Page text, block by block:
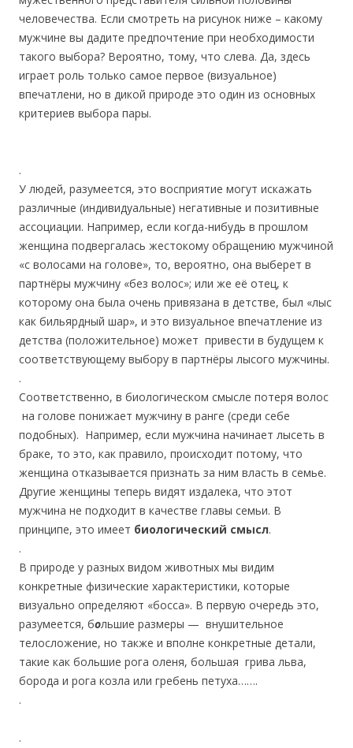
человечества. Если смотреть на рисунок ниже – какому
мужчине вы дадите предпочтение при необходимости
такого выбора? Вероятно, тому, что слева. Да, здесь
играет роль только самое первое (визуальное)
впечатлени, но в дикой природе это один из основных
критериев выбора пары.
.
У людей, разумеется, это восприятие могут искажать
различные (индивидуальные) негативные и позитивные
ассоциации. Например, если когда-нибудь в прошлом
женщина подвергалась жестокому обращению мужчиной
«с волосами на голове», то, вероятно, она выберет в
партнёры мужчину «без волос»; или же её отец, к
которому она была очень привязана в детстве, был «лыс
как бильярдный шар», и это визуальное впечатление из
детства (положительное) может привести в будущем к
соответствующему выбору в партнёры лысого мужчины.
.
Соответственно, в биологическом смысле потеря волос
на голове понижает мужчину в ранге (среди себе
подобных). Например, если мужчина начинает лысеть в
браке, то это, как правило, происходит потому, что
женщина отказывается признать за ним власть в семье.
Другие женщины теперь видят издалека, что этот
мужчина не подходит в качестве главы семьи. В
принципе, это имеет биологический смысл.
.
В природе у разных видом животных мы видим
конкретные физические характеристики, которые
визуально определяют «босса». В первую очередь это,
разумеется, большие размеры — внушительное
телосложение, но также и вполне конкретные детали,
такие как большие рога оленя, большая грива льва,
борода и рога козла или гребень петуха…….
.
.